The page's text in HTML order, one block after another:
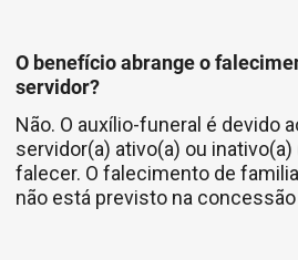
O benefício abrange o
servidor?
Não. O auxílio-funeral é devido
servidor(a) ativo(a) ou
falecer. O falecimento de
não está previsto na